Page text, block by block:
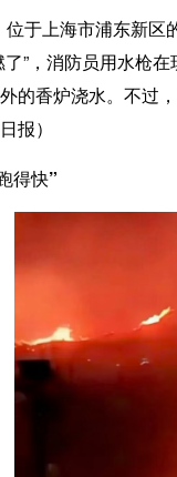
于上海市浦东新
”，消防员用水枪
的香炉浇水。不过
报）
得快”